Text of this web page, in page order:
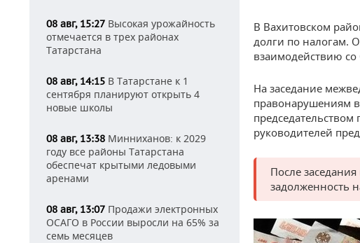
08 авг, 15:27 Высокая урожайность
отмечается в трех районах
Татарстана
08 авг, 14:15 В Татарстане к 1
сентября планируют открыть 4
новые школы
08 авг, 13:38 Минниханов: к 2029
году все районы Татарстана
обеспечат крытыми ледовыми
аренами
08 авг, 13:07 Продажи электронных
ОСАГО в России выросли на 65% за
семь месяцев
В Вахитовском
долги по налогам.
взаимодействию
На заседание
правонарушениям
руководителей
После
задолженность